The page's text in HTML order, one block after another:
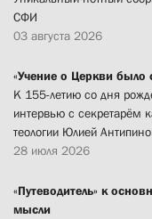
СФИ
03 августа 2026
«Учение о Церкви было
К 155-летию со дня
интервью с секретарём
теологии Юлией
28 июля 2026
«Путеводитель» к
мысли